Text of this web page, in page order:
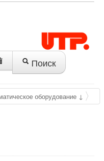
Поиск
оборудование ↓